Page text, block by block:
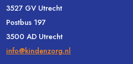
3527 GV Utrecht
Postbus 197
3500 AD Utrecht
info@kindenzorg.nl